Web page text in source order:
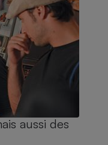
aussi des